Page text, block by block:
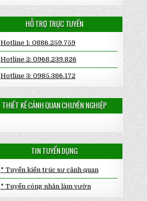
HỖ TRỢ TRỰC TUYẾN
Hotline 1: 0886.259.759
Hotline 2: 0968.239.826
Hotline 3: 0985.386.172
THIẾT KẾ CẢNH QUAN CHUYÊN NGHIỆP
TIN TUYỂN DỤNG
* Tuyển kiến trúc sư cảnh quan
* Tuyển công nhân làm vườn